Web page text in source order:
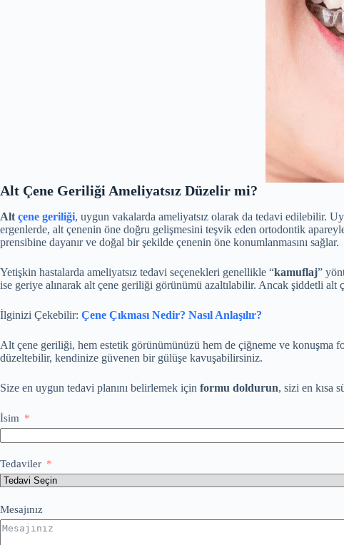
Alt Çene Geriliği Ameliyatsız Düzelir mi?
Alt çene geriliği, uygun vakalarda ameliyatsız olarak da tedavi edilebilir.
ergenlerde, alt çenenin öne doğru gelişmesini teşvik eden ortodontik
prensibine dayanır ve doğal bir şekilde çenenin öne konumlanmasını sağlar.
Yetişkin hastalarda ameliyatsız tedavi seçenekleri genellikle “kamuflaj”
ise geriye alınarak alt çene geriliği görünümü azaltılabilir. Ancak şiddetli
İlginizi Çekebilir: Çene Çıkması Nedir? Nasıl Anlaşılır?
Alt çene geriliği, hem estetik görünümünüzü hem de çiğneme ve konuşma
düzeltebilir, kendinize güvenen bir gülüşe kavuşabilirsiniz.
Size en uygun tedavi planını belirlemek için formu doldurun, sizi en kısa
İsim
Tedaviler
Mesajınız